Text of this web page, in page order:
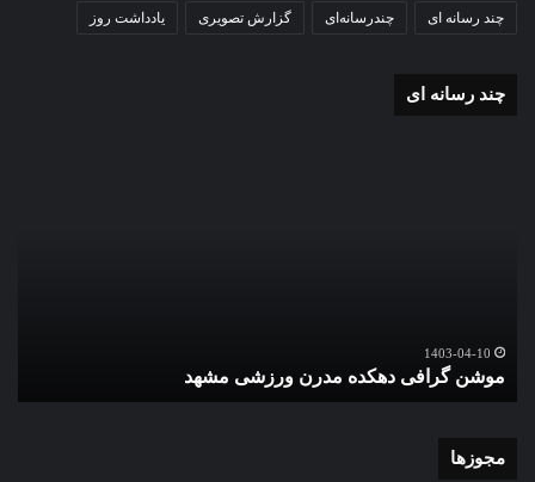
چند رسانه ای چندرسانه‌ای گزارش تصویری یادداشت روز
چند رسانه ای
1403-04-10
موشن گرافی دهکده مدرن ورزشی مشهد
مجوزها